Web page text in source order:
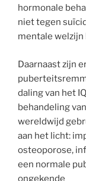
hormonale
niet tegen
mentale
Daarnaast zijn
daling van het
behandeling
wereldwijd
aan het licht:
osteoporose,
een normale
ongekende